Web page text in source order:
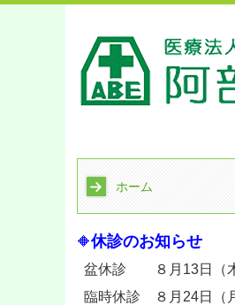
ホーム
🔶休診のお知らせ
盆休診 ８月13日（
臨時休診 ８月24日（